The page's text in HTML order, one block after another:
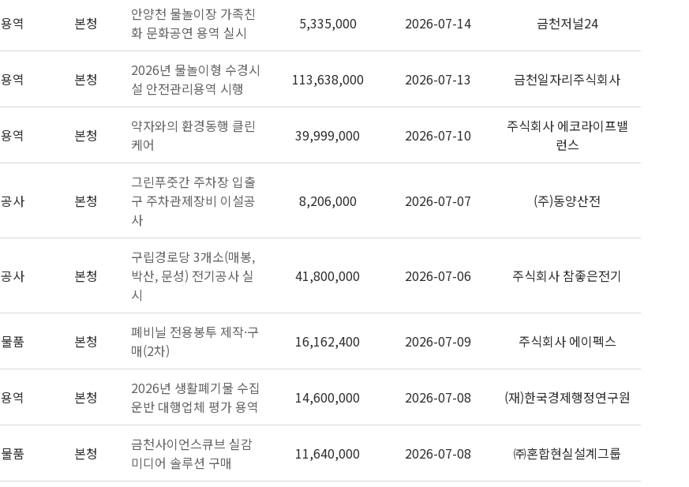
용역 본청
안양천 물놀이장 가족친
화 문화공연 용역 실시
5,335,000 2026-07-14 금천저널24
용역 본청
2026년 물놀이형 수경시
설 안전관리용역 시행
113,638,000 2026-07-13 금천일자리주식회사
용역 본청
약자와의 환경동행 클린
케어
39,999,000 2026-07-10
주식회사 에코라이프밸
런스
공사 본청
그린푸줏간 주차장 입출
구 주차관제장비 이설공
사
8,206,000 2026-07-07 (주)동양산전
공사 본청
구립경로당 3개소(매봉,
박산, 문성) 전기공사 실
시
41,800,000 2026-07-06 주식회사 참좋은전기
물품 본청
폐비닐 전용봉투 제작·구
매(2차)
16,162,400 2026-07-09 주식회사 에이펙스
용역 본청
2026년 생활폐기물 수집
운반 대행업체 평가 용역
14,600,000 2026-07-08 (재)한국경제행정연구원
물품 본청
금천사이언스큐브 실감
미디어 솔루션 구매
11,640,000 2026-07-08 ㈜혼합현실설계그룹